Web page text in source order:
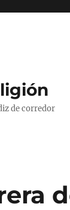
de corredor